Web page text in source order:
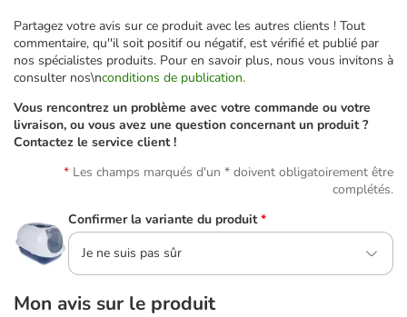
Partagez votre avis sur ce produit avec les autres clients ! Tout
commentaire, qu''il soit positif ou négatif, est vérifié et publié par
nos spécialistes produits. Pour en savoir plus, nous vous invitons à
consulter nos\nconditions de publication.
Vous rencontrez un problème avec votre commande ou votre
livraison, ou vous avez une question concernant un produit ?
Contactez le service client !
Les champs marqués d'un * doivent obligatoirement être
complétés.
Confirmer la variante du produit *
Je ne suis pas sûr
Mon avis sur le produit